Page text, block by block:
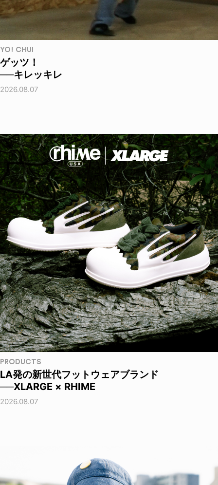
YO! CHUI
ゲッツ！
──キレッキレ
2026.08.07
PRODUCTS
LA発の新世代フットウェアブランド
──XLARGE × RHIME
2026.08.07